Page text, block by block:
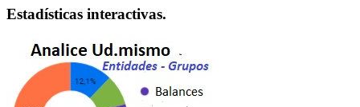
Estadísticas interactivas.